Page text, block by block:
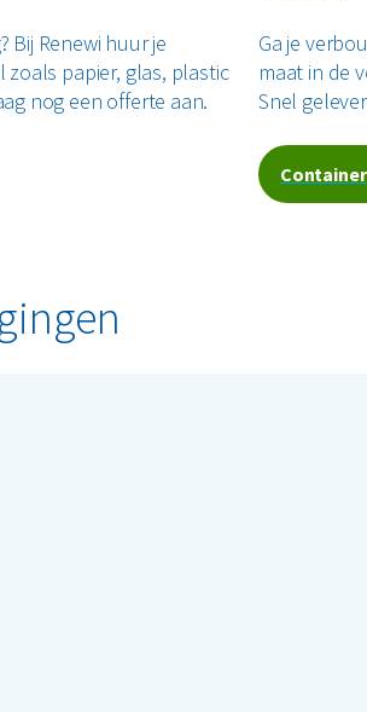
Renewi huur je
papier, glas, plastic
nog een offerte aan.
Ga je
maat in de
Snel